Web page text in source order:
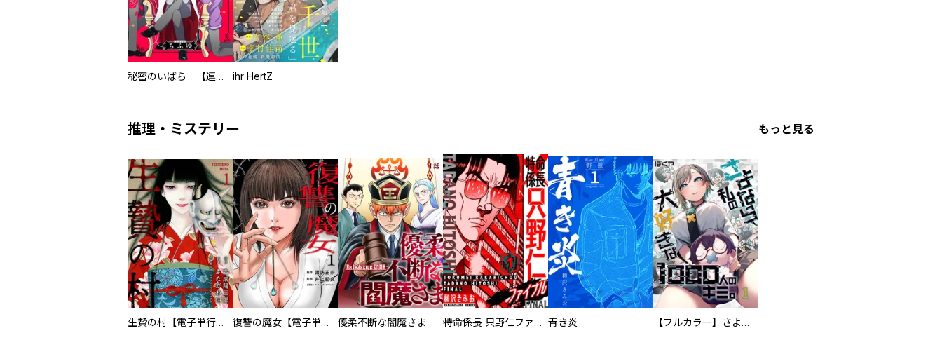
秘密のいばら 【連載版】 ihr HertZ
推理・ミステリー もっと見る
生贄の村【電子単行本版】 復讐の魔女【電子単行本版】 優柔不断な閻魔さま 特命係長 只野仁ファイナル 愛蔵版 青き炎 【フルカラー】さよなら、私の大好きな１０００人のキミ。